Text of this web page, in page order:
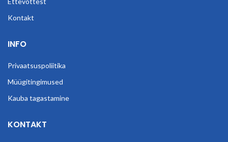
Kontakt
INFO
Privaatsuspoliitika
Müügitingimused
Kauba tagastamine
KONTAKT